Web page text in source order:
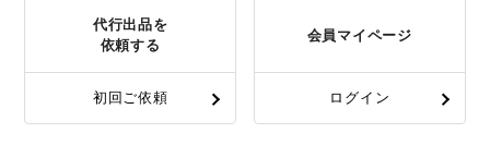
代行出品を
依頼する
初回ご依頼
会員マイページ
ログイン